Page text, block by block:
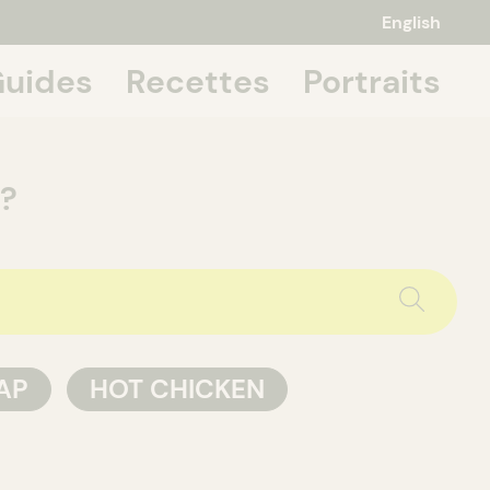
English
Recettes Portraits
it,
HOT CHICKEN